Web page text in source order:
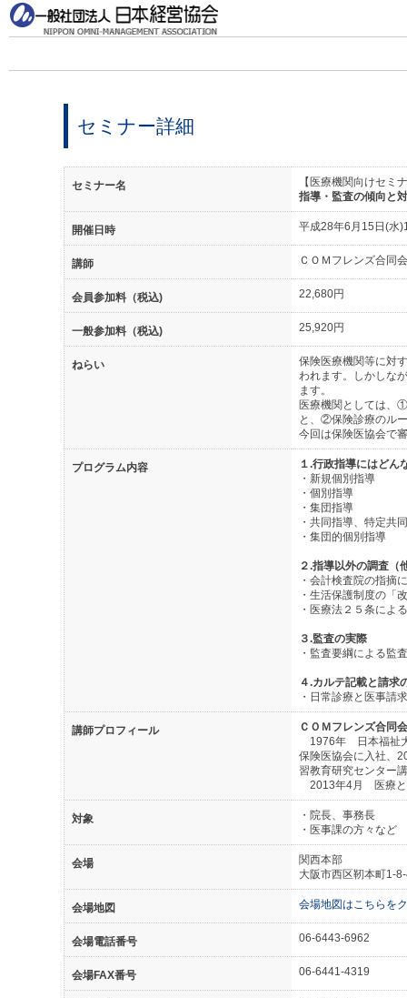
セミナー詳細
セミナー名
【医療機関向けセミ
指導・監査の傾向と
開催日時 平成28年6月15日(水
講師 ＣＯＭフレンズ合
会員参加料（税込) 22,680円
一般参加料（税込) 25,920円
ねらい
保険医療機関等に対
われます。しかしな
ます。
医療機関としては、
と、②保険診療のル
今回は保険医協会で
プログラム内容
１.行政指導にはどん
・新規個別指導
・個別指導
・集団指導
・共同指導、特定共
・集団的個別指導
２.指導以外の調査（
・会計検査院の指摘
・生活保護制度の「
・医療法２５条によ
３.監査の実際
・監査要綱による監
４.カルテ記載と請求
・日常診療と医事請
講師プロフィール
ＣＯＭフレンズ合
1976年 日本福祉
保険医協会に入社、
習教育研究センター
2013年4月 医療と
対象
・院長、事務長
・医事課の方々など
会場
関西本部
大阪市西区靭本町1-
会場地図 会場地図はこちらを
会場電話番号 06-6443-6962
会場FAX番号 06-6441-4319